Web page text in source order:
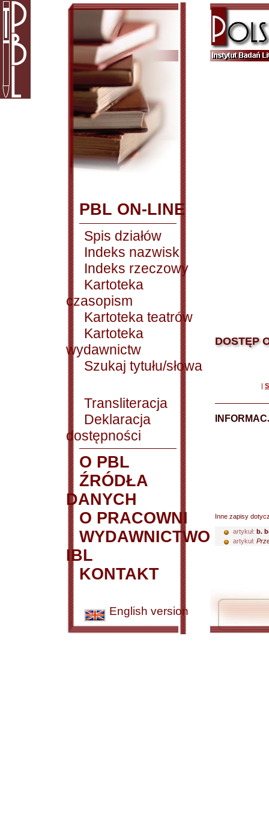
PBL ON-LINE
Spis działów
Indeks nazwisk
Indeks rzeczowy
Kartoteka
czasopism
Kartoteka teatrów
Kartoteka
wydawnictw
Szukaj tytułu/słowa
Transliteracja
Deklaracja
dostępności
O PBL
ŹRÓDŁA
DANYCH
O PRACOWNI
WYDAWNICTWO
IBL
KONTAKT
English version
DOSTĘP
|
Inne zapisy
artykuł: b.
artykuł: